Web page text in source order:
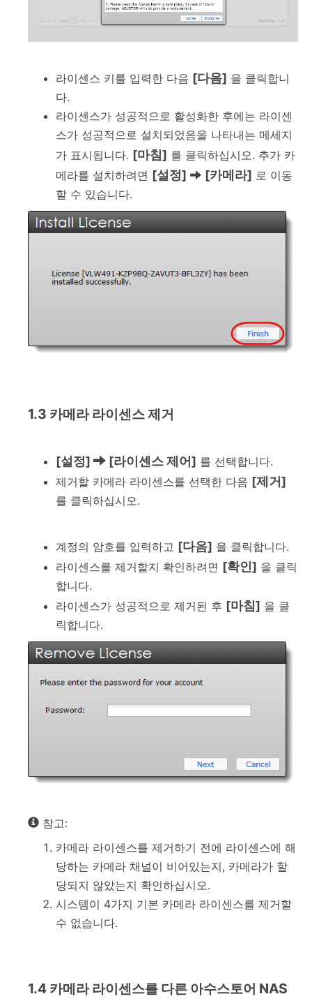
라이센스 키를 입력한 다음 [다음] 을 클릭합니
다.
라이센스가 성공적으로 활성화한 후에는 라이센
스가 성공적으로 설치되었음을 나타내는 메세지
가 표시됩니다. [마침] 를 클릭하십시오. 추가 카
메라를 설치하려면 [설정] [카메라] 로 이동
할 수 있습니다.
1.3 카메라 라이센스 제거
[설정] [라이센스 제어] 를 선택합니다.
제거할 카메라 라이센스를 선택한 다음 [제거]
를 클릭하십시오.
계정의 암호를 입력하고 [다음] 을 클릭합니다.
라이센스를 제거할지 확인하려면 [확인] 을 클릭
합니다.
라이센스가 성공적으로 제거된 후 [마침] 을 클
릭합니다.
참고:
카메라 라이센스를 제거하기 전에 라이센스에 해
당하는 카메라 채널이 비어있는지, 카메라가 할
당되지 않았는지 확인하십시오.
시스템이 4가지 기본 카메라 라이센스를 제거할
수 없습니다.
1.4 카메라 라이센스를 다른 아수스토어 NAS